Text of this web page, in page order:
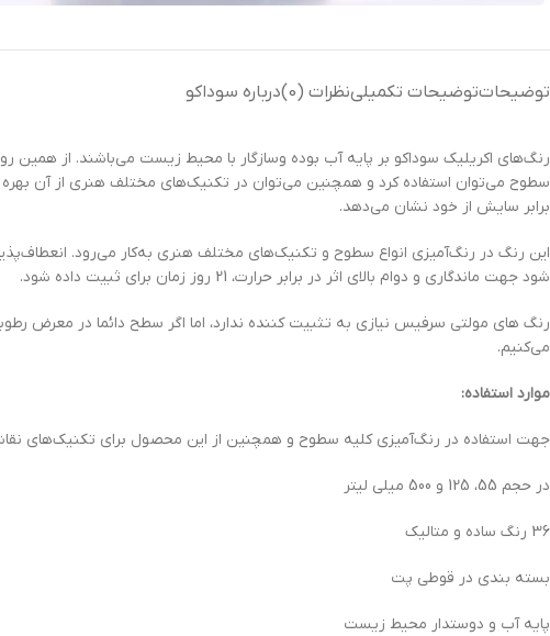
توضیحاتتوضیحات تکمیلینظرات (0) درباره سوداکو
رنگ‌های اکریلیک سوداکو بر پایه آب بوده وسازگار با محیط زیست می‌باشند. از همین
سطوح می‌توان استفاده کرد و همچنین می‌توان در تکنیک‌های مختلف هنری از آن
برابر سایش از خود نشان می‌دهد.
این رنگ در رنگ‌آمیزی انواع سطوح و تکنیک‌های مختلف هنری به‌کار می‌رود.
شود جهت ماندگاری و دوام بالای اثر در برابر حرارت، 21 روز زمان برای ثبیت داده شود.
رنگ های مولتی سرفیس نیازی به تثبیت کننده ندارد، اما اگر سطح دائما در معرض
می‌کنیم.
موارد استفاده:
جهت استفاده در رنگ‌آمیزی کلیه سطوح و همچنین از این محصول برای تکنیک‌های
در حجم 55، 125 و 500 میلی لیتر
36 رنگ ساده و متالیک
بسته بندی در قوطی پت
پایه آب و دوستدار محیط زیست